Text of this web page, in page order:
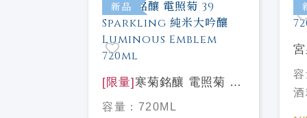
新品
[限量] 寒菊銘釀 電照菊 39
Sparkling 純米大吟釀
Luminous Emblem 720ml
容量： 720ML